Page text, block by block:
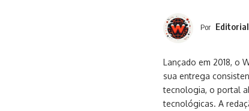
Por
Lançado em 2018, o
sua entrega
tecnologia, o portal
tecnológicas. A